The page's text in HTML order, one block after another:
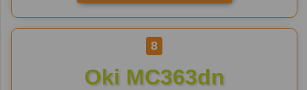
8
Oki MC363dn